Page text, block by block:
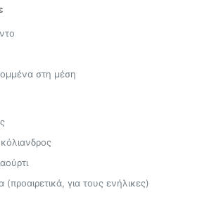
στη μέση
(προαιρετικά, για τους ενήλικες)